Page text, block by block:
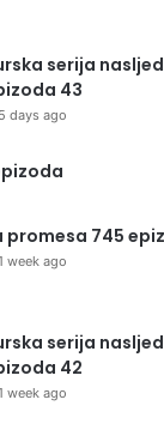
serija
43
5 days ago
promesa 745
week ago
serija
42
week ago